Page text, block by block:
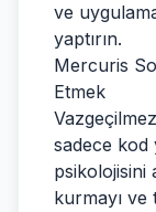
ve
yaptırın.
Mercuris
Etmek
sadece kod
psikolojisini
kurmayı ve